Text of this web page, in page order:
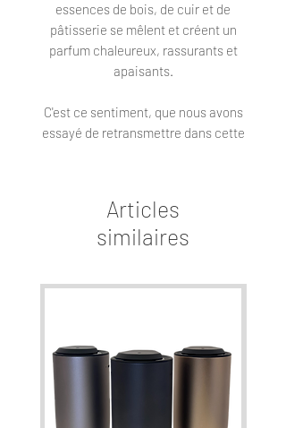
essences de bois, de cuir et de
pâtisserie se mêlent et créent un
parfum chaleureux, rassurants et
apaisants.
C'est ce sentiment, que nous avons
essayé de retransmettre dans cette
Articles
similaires